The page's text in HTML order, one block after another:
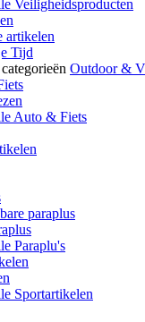
Veiligheidsproducten
artikelen
Tijd
Outdoor &
Auto & Fiets
paraplus
Paraplu's
Sportartikelen